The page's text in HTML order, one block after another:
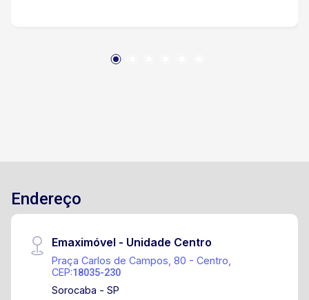
oferece: Portaria 24 hrs ***
Endereço
Emaximóvel - Unidade Centro
Praça Carlos de Campos, 80 - Centro,
CEP:18035-230
Sorocaba - SP